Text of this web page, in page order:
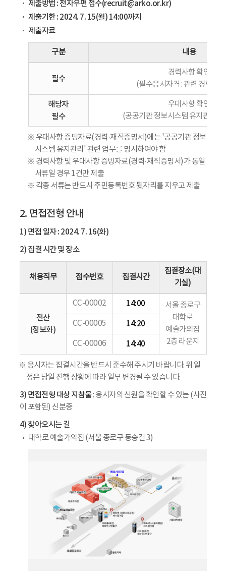
제출방법 : 전자우편 접수(recruit@arko.or.kr)
제출기한 : 2024. 7. 15(월) 14:00까지
제출자료
구분 내용
필수
경력사항 확인
(필수응시자격 : 관련 경력 3
해당자
필수
우대사항 확인
(공공기관 정보시스템 유지관리
※ 우대사항 증빙자료(경력·재직증명서)에는 '공공기관 정보
시스템 유지관리' 관련 업무를 명시하여야 함
※ 경력사항 및 우대사항 증빙자료(경력·재직증명서)가 동일
서류일 경우 1건만 제출
※ 각종 서류는 반드시 주민등록번호 뒷자리를 지우고 제출
2. 면접전형 안내
1) 면접 일자 : 2024. 7. 16(화)
2) 집결 시간 및 장소
채용직무 접수번호 집결시간
집결장소(대
기실)
전산
(정보화)
CC-00002 14:00
서울 종로구
대학로
예술가의집
2층 라운지
CC-00005 14:20
CC-00006 14:40
※ 응시자는 집결시간을 반드시 준수해 주시기 바랍니다. 위 일
정은 당일 진행 상황에 따라 일부 변경될 수 있습니다.
3) 면접전형 대상 지참물: 응시자의 신원을 확인할 수 있는 (사진
이 포함된) 신분증
4) 찾아오시는 길
대학로 예술가의집 (서울 종로구 동숭길 3)